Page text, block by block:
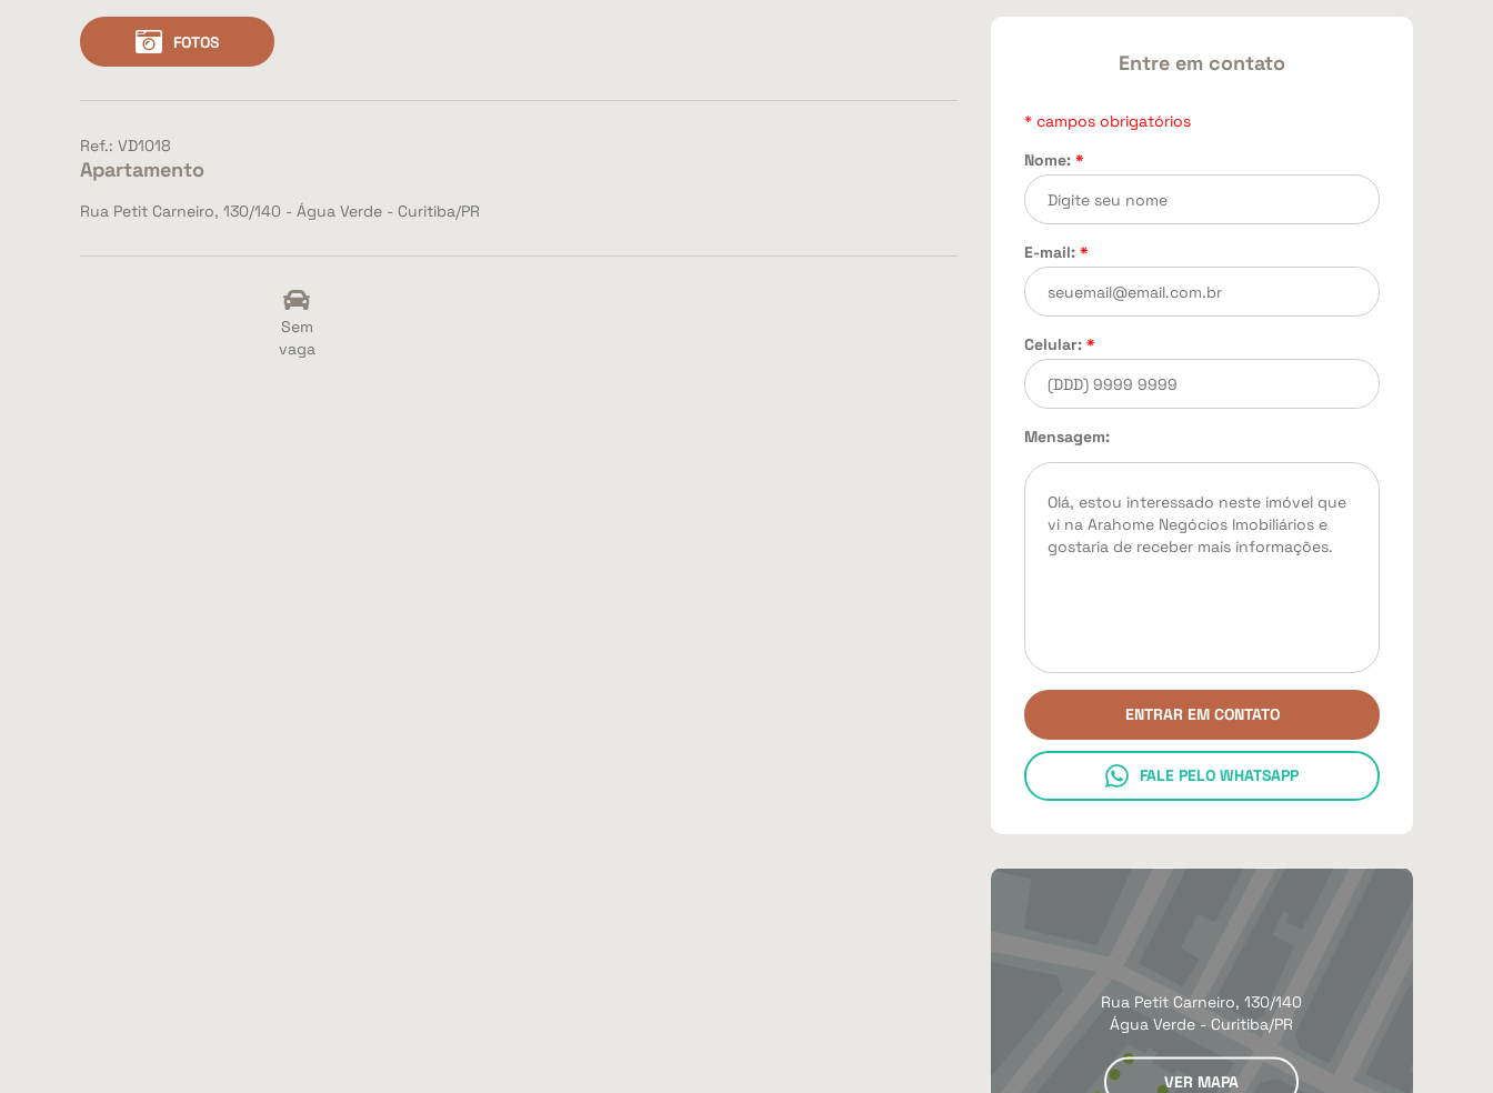
FOTOS
Ref.: VD1018
Apartamento
Rua Petit Carneiro, 130/140 - Água Verde - Curitiba/PR
Sem
vaga
Entre em contato
* campos obrigatórios
Nome:*
E-mail:*
Celular:*
Mensagem:
ENTRAR EM CONTATO
FALE PELO WHATSAPP
Rua Petit Carneiro, 130/140
Água Verde - Curitiba/PR
VER MAPA